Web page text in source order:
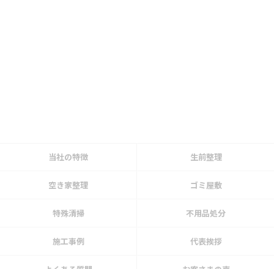
当社の特徴 生前整理
空き家整理 ゴミ屋敷
特殊清掃 不用品処分
施工事例 代表挨拶